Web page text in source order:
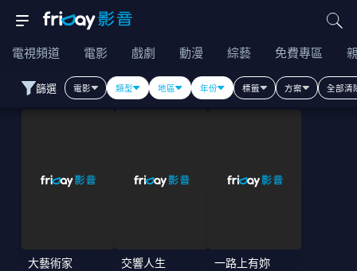
電視頻道 電影 戲劇 動漫 綜藝 免費專區
篩選 電影 類型 地區 年份 標籤 方案 全部清
大藝術家 交響人生 一路上有妳